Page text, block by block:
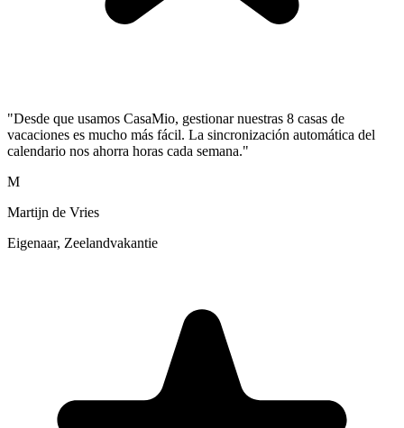
"Desde que usamos CasaMio, gestionar nuestras 8 casas de
vacaciones es mucho más fácil. La sincronización automática del
calendario nos ahorra horas cada semana."
M
Martijn de Vries
Eigenaar, Zeelandvakantie